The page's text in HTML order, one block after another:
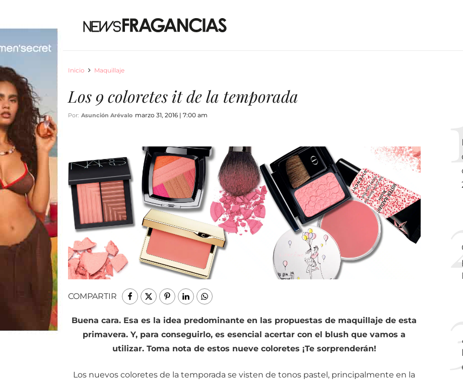
Inicio Maquillaje
Los 9 coloretes it de la temporada
Por: Asunción Arévalo marzo 31, 2016 | 7:00 am
COMPARTIR
Buena cara. Esa es la idea predominante en las propuestas de maquillaje de esta
primavera. Y, para conseguirlo, es esencial acertar con el blush que vamos a
utilizar. Toma nota de estos nueve coloretes ¡Te sorprenderán!
Los nuevos coloretes de la temporada se visten de tonos pastel, principalmente en la